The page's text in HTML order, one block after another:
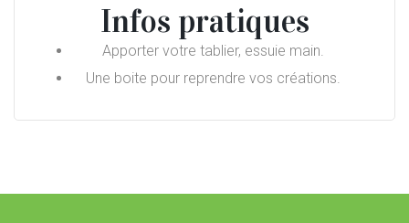
Infos pratiques
Apporter votre tablier, essuie main.
Une boite pour reprendre vos créations.